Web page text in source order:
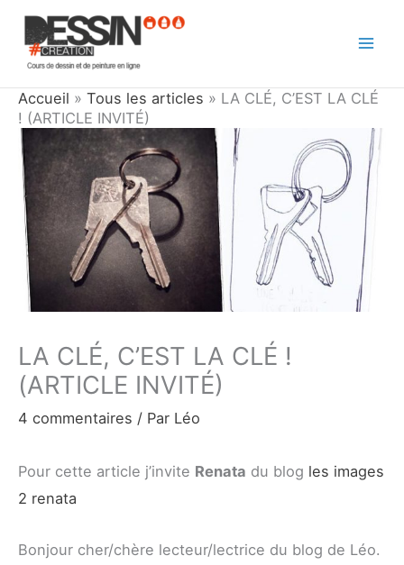
Aller
contenu
Accueil » Tous les articles » LA CLÉ, C’EST LA CLÉ
! (ARTICLE INVITÉ)
LA CLÉ, C’EST LA CLÉ !
(ARTICLE INVITÉ)
4 commentaires / Par Léo
Pour cette article j’invite Renata du blog les images
2 renata
Bonjour cher/chère lecteur/lectrice du blog de Léo.